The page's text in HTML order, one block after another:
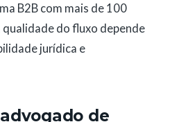
B2B com mais de 100
do fluxo depende
jurídica e
de